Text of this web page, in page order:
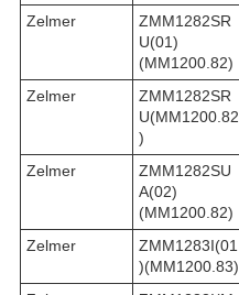
Zelmer
ZMM1282SR
U(01)
(MM1200.82)
Zelmer
ZMM1282SR
U(MM1200.82
)
Zelmer
ZMM1282SU
A(02)
(MM1200.82)
Zelmer
ZMM1283I(01
)(MM1200.83)